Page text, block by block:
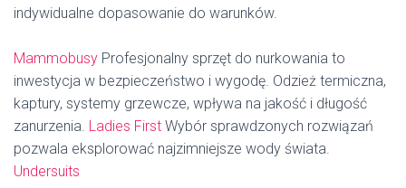
indywidualne dopasowanie do warunków.
Mammobusy Profesjonalny sprzęt do nurkowania to
inwestycja w bezpieczeństwo i wygodę. Odzież termiczna,
kaptury, systemy grzewcze, wpływa na jakość i długość
zanurzenia. Ladies First Wybór sprawdzonych rozwiązań
pozwala eksplorować najzimniejsze wody świata.
Undersuits